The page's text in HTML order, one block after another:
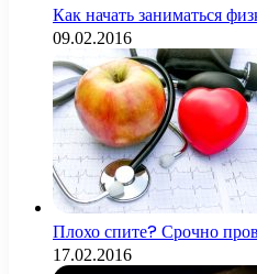
Как начать заниматься
09.02.2016
Плохо спите? Срочно
17.02.2016